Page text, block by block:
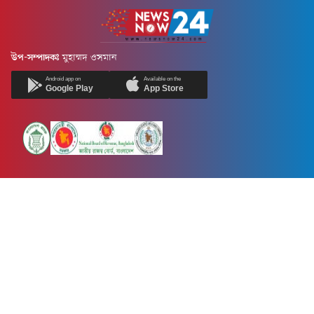
উপ-সম্পাদকঃ মুহাম্মদ ওসমান
Android app on
Google Play
Available on the
App Store